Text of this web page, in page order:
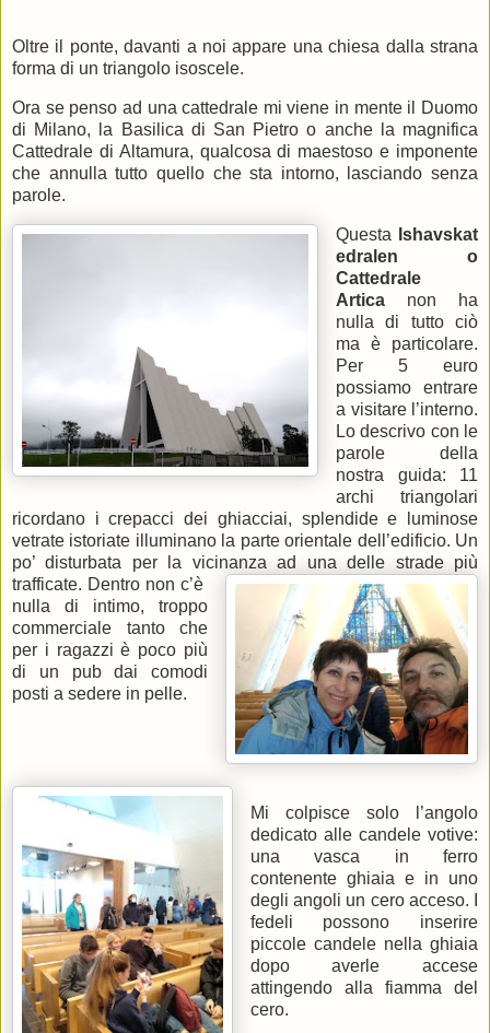
Oltre il ponte, davanti a noi appare una chiesa dalla strana
forma di un triangolo isoscele.
Ora se penso ad una cattedrale mi viene in mente il Duomo
di Milano, la Basilica di San Pietro o anche la magnifica
Cattedrale di Altamura, qualcosa di maestoso e imponente
che annulla tutto quello che sta intorno, lasciando senza
parole.
Questa
Ishavskat
edralen o
Cattedrale
Artica non ha
nulla di tutto ciò
ma è particolare.
Per 5 euro
possiamo entrare
a visitare l’interno.
Lo descrivo con le
parole della
nostra guida: 11
archi triangolari
ricordano i crepacci dei ghiacciai, splendide e luminose
vetrate istoriate illuminano la parte orientale dell’edificio. Un
po’ disturbata per la vicinanza ad una delle strade
più
trafficate. Dentro non c’è
nulla di intimo, troppo
commerciale tanto che
per i ragazzi è poco più
di un pub dai comodi
posti a sedere in pelle.
Mi colpisce solo l’angolo
dedicato alle candele votive:
una vasca in ferro
contenente ghiaia e in uno
degli angoli un cero acceso.
fedeli possono inserire
piccole candele nella ghiaia
dopo averle accese
attingendo alla fiamma del
cero.